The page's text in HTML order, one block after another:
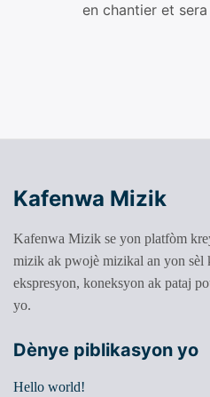
en chantier et
Kafenwa Mizik
Kafenwa Mizik se yon platfòm
mizik ak pwojè mizikal an yon
ekspresyon, koneksyon ak pataj
yo.
Dènye piblikasyon yo
Hello world!